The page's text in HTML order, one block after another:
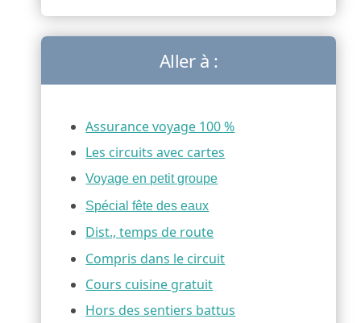
Aller à :
Assurance voyage 100 %
Les circuits avec cartes
Voyage en petit groupe
Spécial fête des eaux
Dist., temps de route
Compris dans le circuit
Cours cuisine gratuit
Hors des sentiers battus